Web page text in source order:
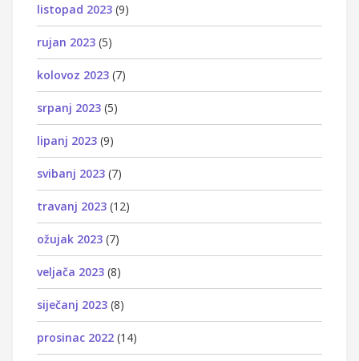
listopad 2023 (9)
rujan 2023 (5)
kolovoz 2023 (7)
srpanj 2023 (5)
lipanj 2023 (9)
svibanj 2023 (7)
travanj 2023 (12)
ožujak 2023 (7)
veljača 2023 (8)
siječanj 2023 (8)
prosinac 2022 (14)